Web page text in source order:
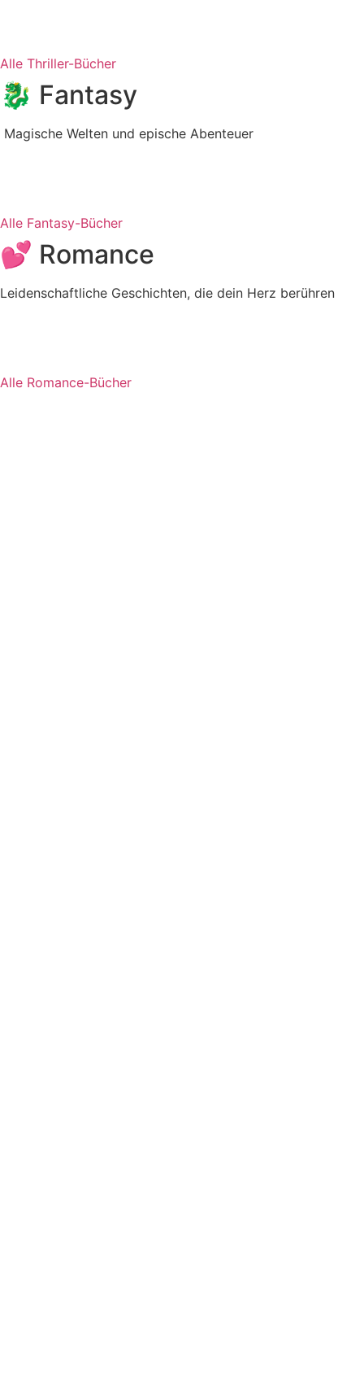
Alle Thriller-Bücher
🐉 Fantasy
Magische Welten und epische Abenteuer
Alle Fantasy-Bücher
💕 Romance
Leidenschaftliche Geschichten, die dein Herz berühren
Alle Romance-Bücher